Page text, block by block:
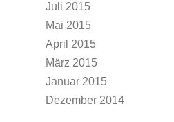
Juli 2015
Mai 2015
April 2015
März 2015
Januar 2015
Dezember 2014